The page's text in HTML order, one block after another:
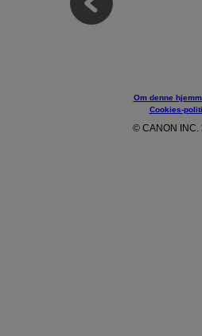
Om denne
Cookies-
© CANON INC.